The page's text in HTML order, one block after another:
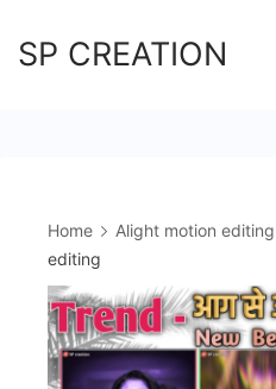
toSP CREATION
Home Alight motion editing
editing